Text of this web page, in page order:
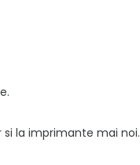
la imprimante mai noi.